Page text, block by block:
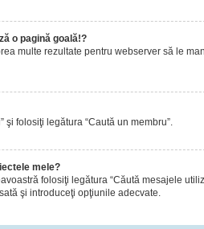
o pagină goală!?
multe rezultate pentru webserver să le
şi folosiţi legătura “Caută un membru”.
mele?
folosiţi legătura “Căută mesajele
şi introduceţi opţiunile adecvate.